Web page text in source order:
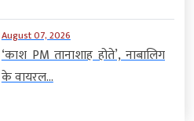
August 07, 2026
‘काश PM तानाशाह होते’, नाबालिग
के वायरल...